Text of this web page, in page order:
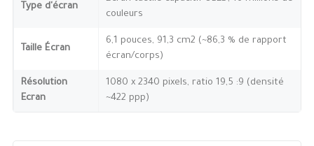
Type d'écran
couleurs
Taille Écran
6,1 pouces, 91,3 cm2 (~86,3 % de rapport
écran/corps)
Résolution
Ecran
1080 x 2340 pixels, ratio 19,5 :9 (densité
~422 ppp)